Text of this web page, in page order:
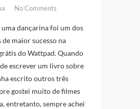
No Comments
dançarina foi um dos
maior sucesso na
do Wattpad. Quando
escrever um livro sobre
escrito outros três
gostei muito de filmes
entretanto, sempre achei